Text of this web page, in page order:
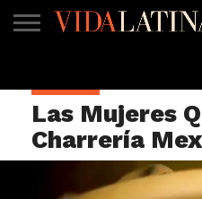
TV
Las Mujeres
Charrería